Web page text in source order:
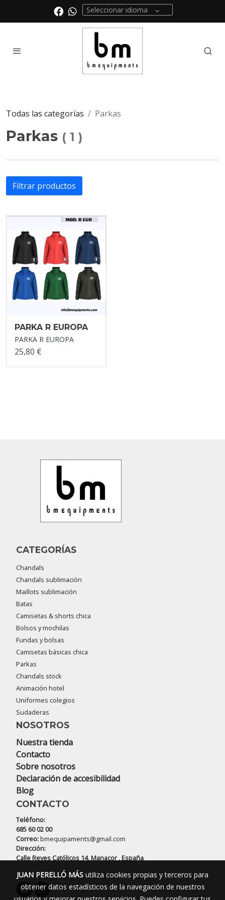
Seleccionar idioma
Todas las categorías Parkas
Parkas ( 1 )
Filtrar productos
PARKA R EUROPA
PARKA R EUROPA
25,80 €
CATEGORÍAS
Chandals
Chandals sublimación
Maillots sublimación
Batas
Camisetas & shorts chica
Bolsos y mochilas
Fundas y bolsas
Camisetas básicas chica
Parkas
Chandals stock
Animación hotel
Uniformes colegios
Sudaderas
NOSOTROS
Nuestra tienda
Contacto
Sobre nosotros
Declaración de accesibilidad
Blog
CONTACTO
Teléfono:
685 60 02 00
Correo:bmequipaments@gmail.com
Dirección:
Calle Reyes Católicos 14, Manacor , España
JUAN PERELLÓ MÁS utiliza cookies propias y terceros para
obtener datos estadísticos de la navegación de nuestros